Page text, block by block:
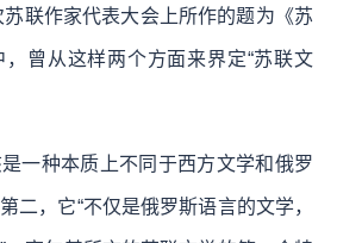
联作家代表大会上所作的题为《苏
曾从这样两个方面来界定“苏联文
一种本质上不同于西方文学和俄罗
二，它“不仅是俄罗斯语言的文学，